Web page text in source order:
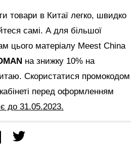
товари в Китаї легко, швидко
самі. А для більшої
цього матеріалу Meest China
на знижку 10% на
Скористатися промокодом
перед оформленням
до 31.05.2023.